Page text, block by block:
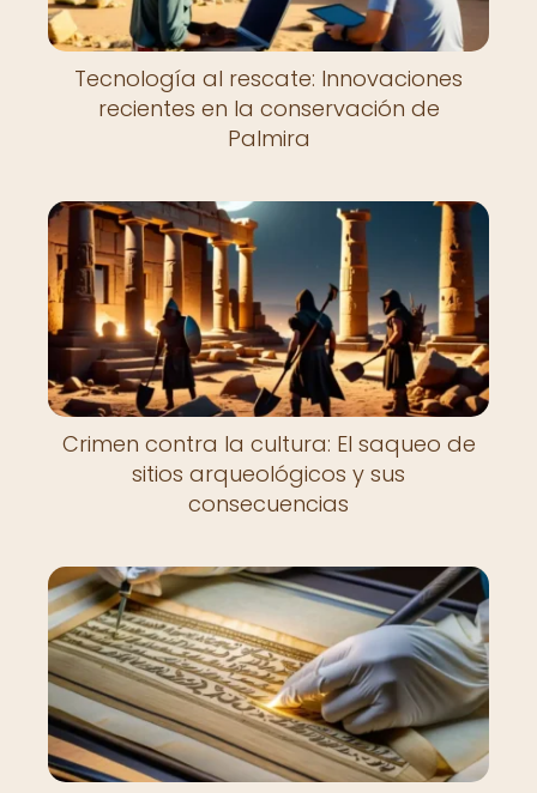
Tecnología al rescate: Innovaciones
recientes en la conservación de
Palmira
Crimen contra la cultura: El saqueo de
sitios arqueológicos y sus
consecuencias